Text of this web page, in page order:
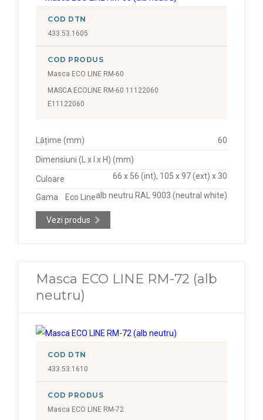
COD DTN
433.53.1605
COD PRODUS
Masca ECO LINE RM-60
MASCA ECOLINE RM-60 11122060
E11122060
Lățime (mm) 60
Dimensiuni (L x l x H) (mm)
66 x 56 (int), 105 x 97 (ext) x 30
Culoare
alb neutru RAL 9003 (neutral white)
Gama Eco Line
Vezi produs
Masca ECO LINE RM-72 (alb
neutru)
COD DTN
433.53.1610
COD PRODUS
Masca ECO LINE RM-72